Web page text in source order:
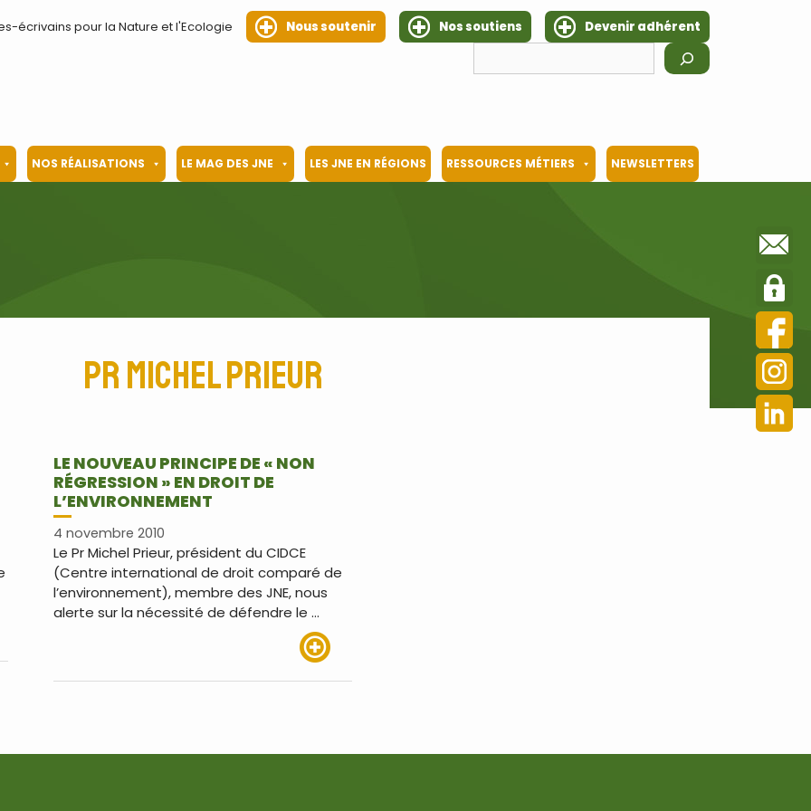
écrivains pour la Nature et l'Ecologie Nous soutenir Nos soutiens
Devenir adhérent
NOS RÉALISATIONS LE MAG DES JNE LES JNE EN RÉGIONS RESSOURCES MÉTIERS NEWSLETTERS
Pr Michel Prieur
LE NOUVEAU PRINCIPE DE « NON
RÉGRESSION » EN DROIT DE
L’ENVIRONNEMENT
4 novembre 2010
Le Pr Michel Prieur, président du CIDCE
(Centre international de droit comparé de
l’environnement), membre des JNE, nous
alerte sur la nécessité de défendre le …